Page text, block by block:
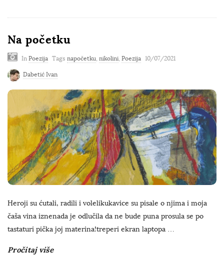
Na početku
In Poezija Tags napočetku, nikolini, Poezija 10/07/2021
Dabetić Ivan
Heroji su ćutali, radili i volelikukavice su pisale o njima i moja
čaša vina iznenada je odlučila da ne bude puna prosula se po
tastaturi pička joj materina!treperi ekran laptopa …
Pročitaj više